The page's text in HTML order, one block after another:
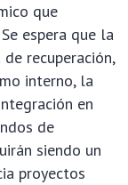
que
Se espera que la
recuperación,
interno, la
en
de
siendo un
proyectos